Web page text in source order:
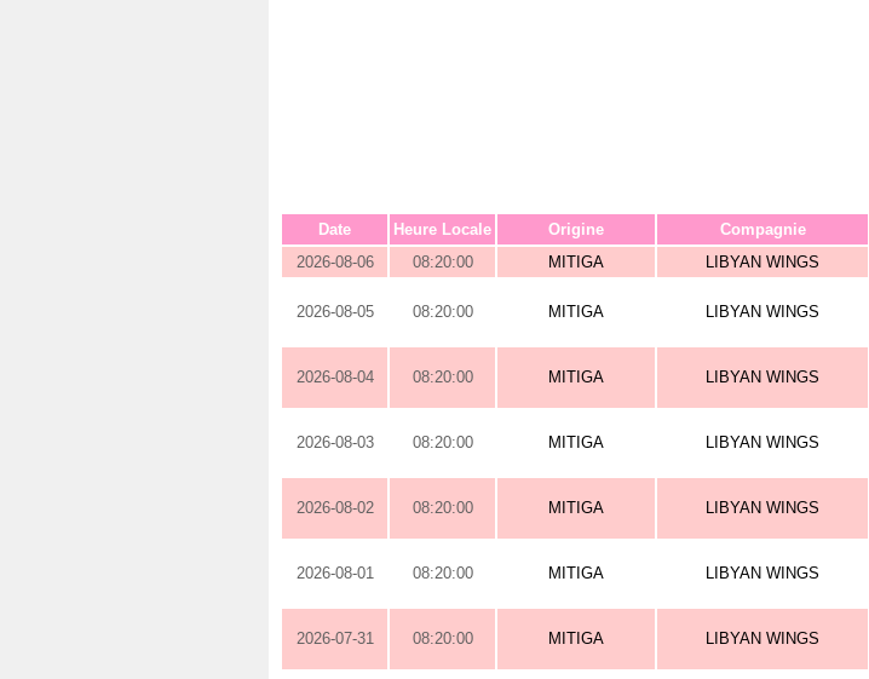
Date Heure Locale Origine Compagnie
2026-08-06
08:20:00 MITIGA LIBYAN WINGS
2026-08-05 08:20:00 MITIGA LIBYAN WINGS
2026-08-04 08:20:00 MITIGA LIBYAN WINGS
2026-08-03 08:20:00 MITIGA LIBYAN WINGS
2026-08-02 08:20:00 MITIGA LIBYAN WINGS
2026-08-01 08:20:00 MITIGA LIBYAN WINGS
2026-07-31 08:20:00 MITIGA LIBYAN WINGS